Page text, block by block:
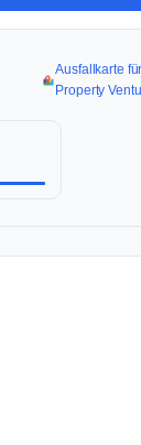
Ausfallkarte
Property